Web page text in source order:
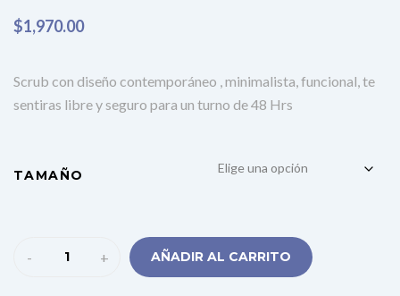
$1,970.00
Scrub con diseño contemporáneo , minimalista, funcional, te
sentiras libre y seguro para un turno de 48 Hrs
TAMAÑO
- + AÑADIR AL CARRITO